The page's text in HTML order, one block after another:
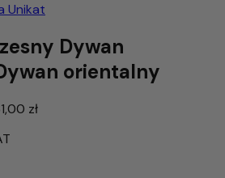
Unikat
Dywan
orientalny
zł